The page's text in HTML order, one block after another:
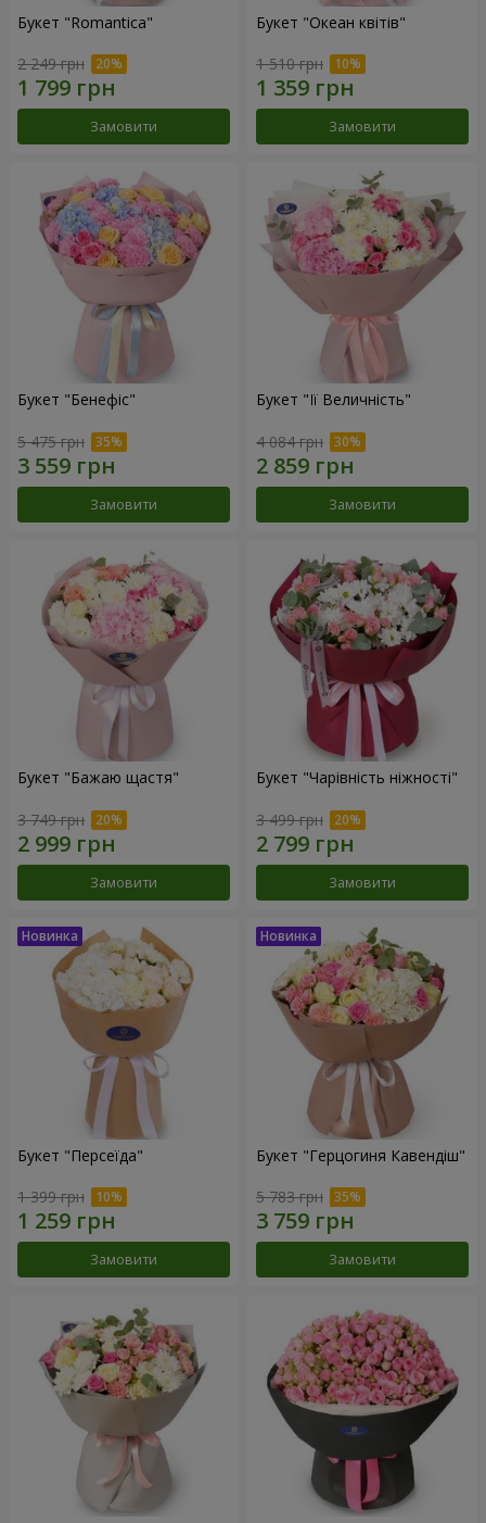
Букет "Romantica"
2 249 грн
Замовити
Букет "Океан квітів"
1 510 грн
Замовити
Букет "Бенефіс"
5 475 грн
Замовити
Букет "Її Величність"
4 084 грн
Замовити
Букет "Бажаю щастя"
3 749 грн
Замовити
Букет "Чарівність ніжності"
3 499 грн
Замовити
Букет "Персеїда"
1 399 грн
Замовити
Букет "Герцогиня Кавендіш"
5 783 грн
Замовити